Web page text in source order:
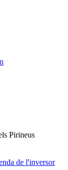
de l'inversor